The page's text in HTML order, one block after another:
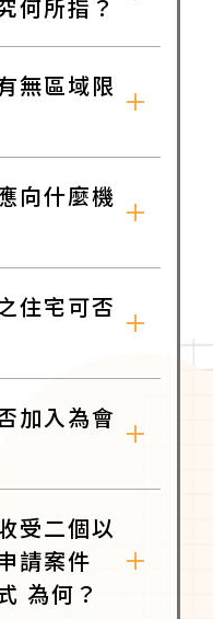
何所指？
無區域限
向什麼機
住宅可否
加入為會
受二個以
請案件
為何？